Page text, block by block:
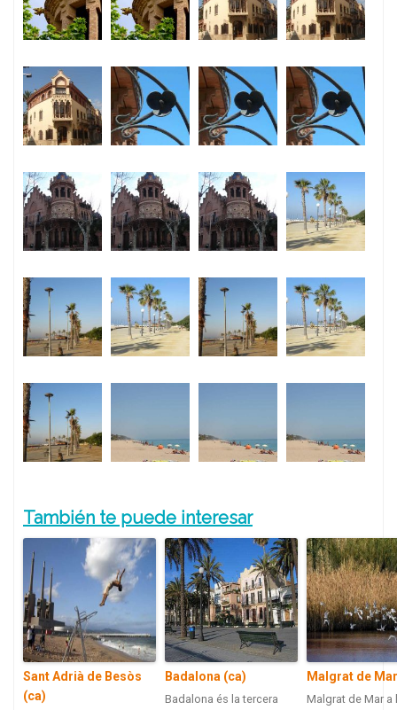
También te puede interesar
Sant Adrià de Besòs
(ca)
Badalona (ca)
Badalona és la tercera
Malgrat de
Malgrat de Mar a